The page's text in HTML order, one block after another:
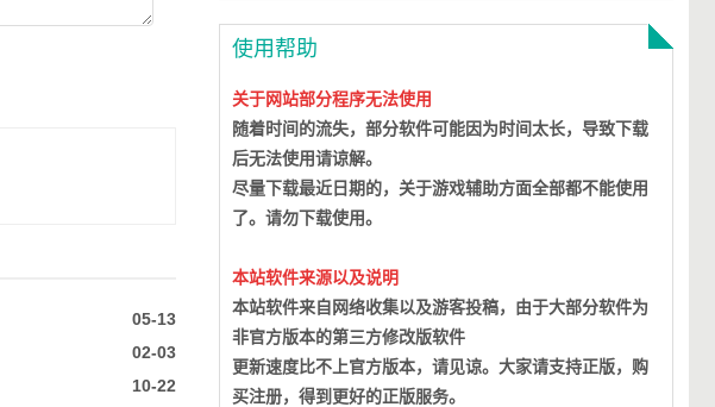
05-13
02-03
10-22
使用帮助
关于网站部分程序无法使用
随着时间的流失，部分软件可能因为时间太长，导致下载
后无法使用请谅解。
尽量下载最近日期的，关于游戏辅助方面全部都不能使用
了。请勿下载使用。
本站软件来源以及说明
本站软件来自网络收集以及游客投稿，由于大部分软件为
非官方版本的第三方修改版软件
更新速度比不上官方版本，请见谅。大家请支持正版，购
买注册，得到更好的正版服务。